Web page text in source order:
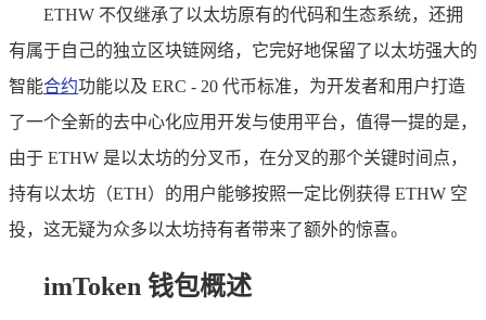
ETHW 不仅继承了以太坊原有的代码和生态系统，还拥
有属于自己的独立区块链网络，它完好地保留了以太坊强大的
智能合约功能以及 ERC - 20 代币标准，为开发者和用户打造
了一个全新的去中心化应用开发与使用平台，值得一提的是，
由于 ETHW 是以太坊的分叉币，在分叉的那个关键时间点，
持有以太坊（ETH）的用户能够按照一定比例获得 ETHW 空
投，这无疑为众多以太坊持有者带来了额外的惊喜。
imToken 钱包概述